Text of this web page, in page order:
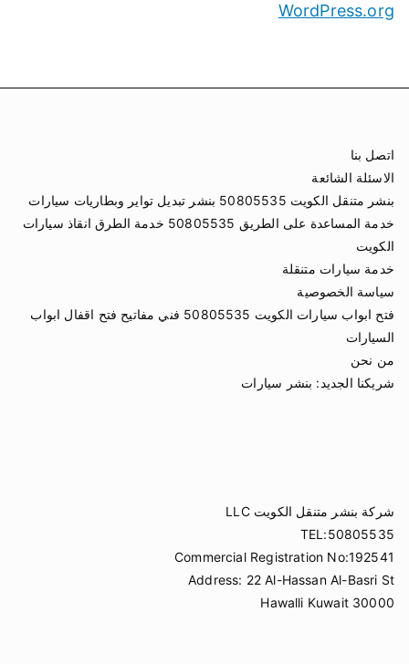
WordPress.org
اتصل بنا
الاسئلة الشائعة
بنشر متنقل الكويت 50805535 بنشر تبديل تواير وبطاريات سيارات
خدمة المساعدة على الطريق 50805535 خدمة الطرق انقاذ سيارات
الكويت
خدمة سيارات متنقلة
سياسة الخصوصية
فتح ابواب سيارات الكويت 50805535 فني مفاتيح فتح اقفال ابواب
السيارات
من نحن
شريكنا الجديد: بنشر سيارات
شركة بنشر متنقل الكويت LLC
TEL:50805535
Commercial Registration No:192541
Address: 22 Al-Hassan Al-Basri St
Hawalli Kuwait 30000